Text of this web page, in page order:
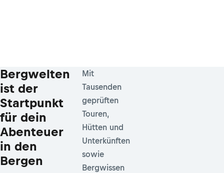
Bergwelten
ist der
Startpunkt
für dein
Abenteuer
in den
Bergen
Mit
Tausenden
geprüften
Touren,
Hütten und
Unterkünften
sowie
Bergwissen